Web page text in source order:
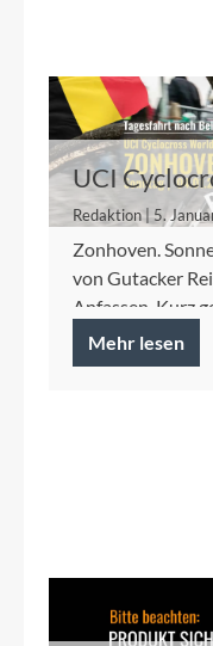
UCI
Redaktion | 5.
Zonhoven.
von Gutacker
Anfassen. Kurz
Mehr lesen